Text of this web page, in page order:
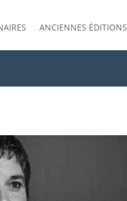
ANCIENNES ÉDITIONS